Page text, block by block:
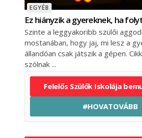
EGYÉB
Ez hiányzik a gyereknek, ha
Szinte a leggyakoribb szülői
mostanában, hogy jaj, mi lesz a
állandóan csak játszik a gépen.
szólnak
Felelős Szülők Iskolája
#HOVATOVÁBB